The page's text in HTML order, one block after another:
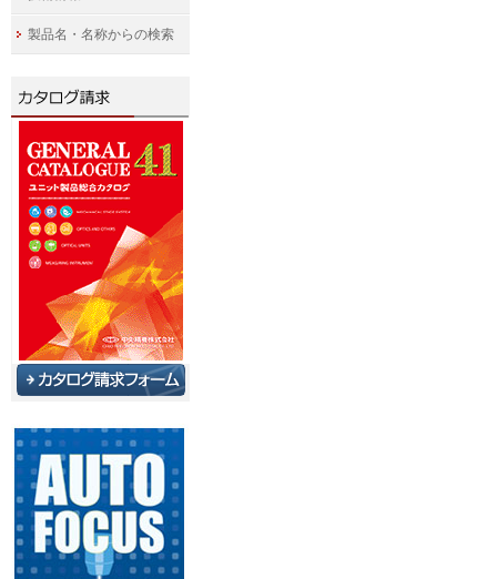
製品名・名称からの検索